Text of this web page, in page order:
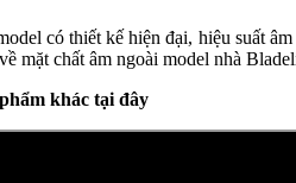
có thiết kế hiện đại, hiệu suất
mặt chất âm ngoài model nhà
khác tại đây